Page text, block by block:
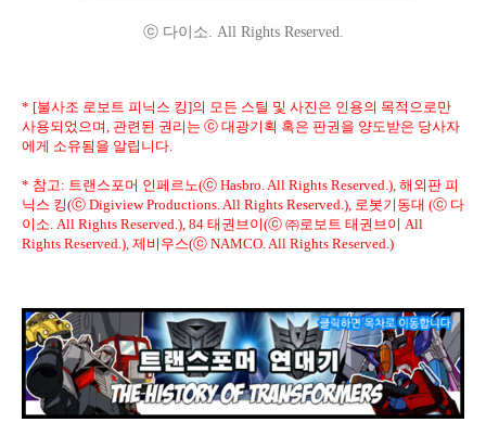
ⓒ 다이소. All Rights Reserved.
* [불사조 로보트 피닉스 킹]의 모든 스틸 및 사진은 인용의 목적으로만
사용되었으며, 관련된 권리는 ⓒ 대광기획 혹은 판권을 양도받은 당사자
에게 소유됨을 알립니다.
* 참고: 트랜스포머 인페르노(ⓒ Hasbro. All Rights Reserved.), 해외판 피
닉스 킹(ⓒ Digiview Productions. All Rights Reserved.), 로봇기동대 (ⓒ 다
이소. All Rights Reserved.), 84 태권브이(ⓒ ㈜로보트 태권브이 All
Rights Reserved.), 제비우스(ⓒ NAMCO. All Rights Reserved.)